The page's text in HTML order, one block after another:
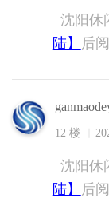
沈阳休
陆】
后
12 楼
沈阳休
陆】
后